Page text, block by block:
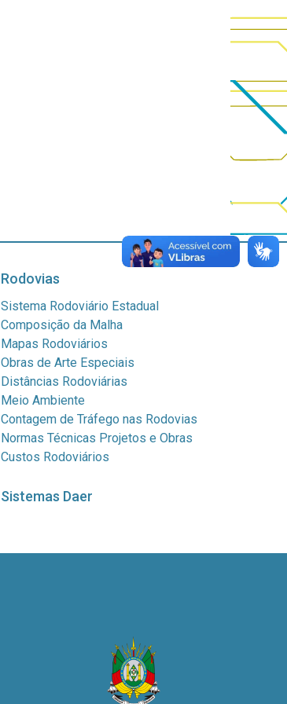
Rodovias
Sistema Rodoviário Estadual
Composição da Malha
Mapas Rodoviários
Obras de Arte Especiais
Distâncias Rodoviárias
Meio Ambiente
Contagem de Tráfego nas Rodovias
Normas Técnicas Projetos e Obras
Custos Rodoviários
Sistemas Daer